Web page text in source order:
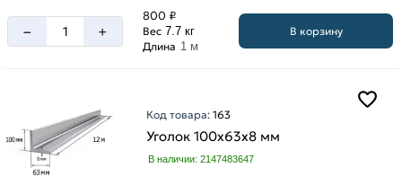
мм
63
75
мм
80
Высота
100
мм
– +
800 ₽
Вес 7.7 кг
Длина 1 м
В корзину
Код товара:163
Уголок 100х63х8 мм
В наличии: 2147483647